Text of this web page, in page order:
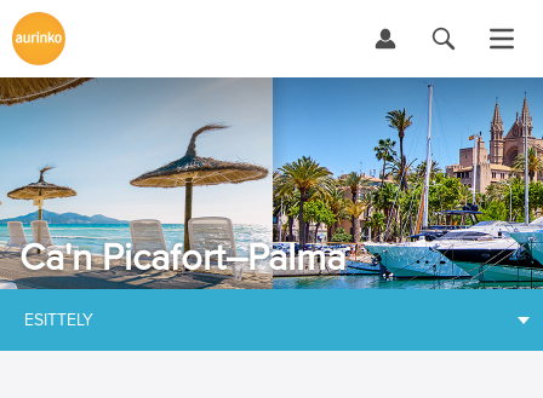
Ca'n Picafort–Palma
ESITTELY